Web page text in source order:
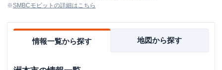
※SMBCモビット の詳細はこちら
情報一覧から探す 地図から探す